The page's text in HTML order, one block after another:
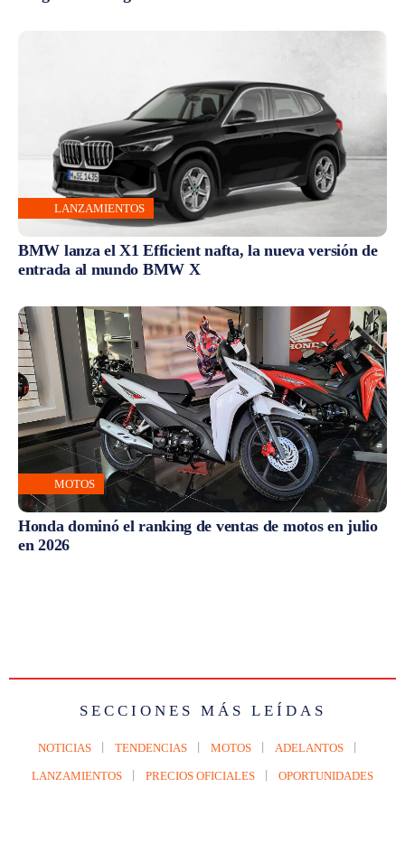
LANZAMIENTOS
BMW lanza el X1 Efficient nafta, la nueva versión de
entrada al mundo BMW X
MOTOS
Honda dominó el ranking de ventas de motos en julio
en 2026
SECCIONES MÁS LEÍDAS
NOTICIAS TENDENCIAS MOTOS ADELANTOS
LANZAMIENTOS PRECIOS OFICIALES OPORTUNIDADES